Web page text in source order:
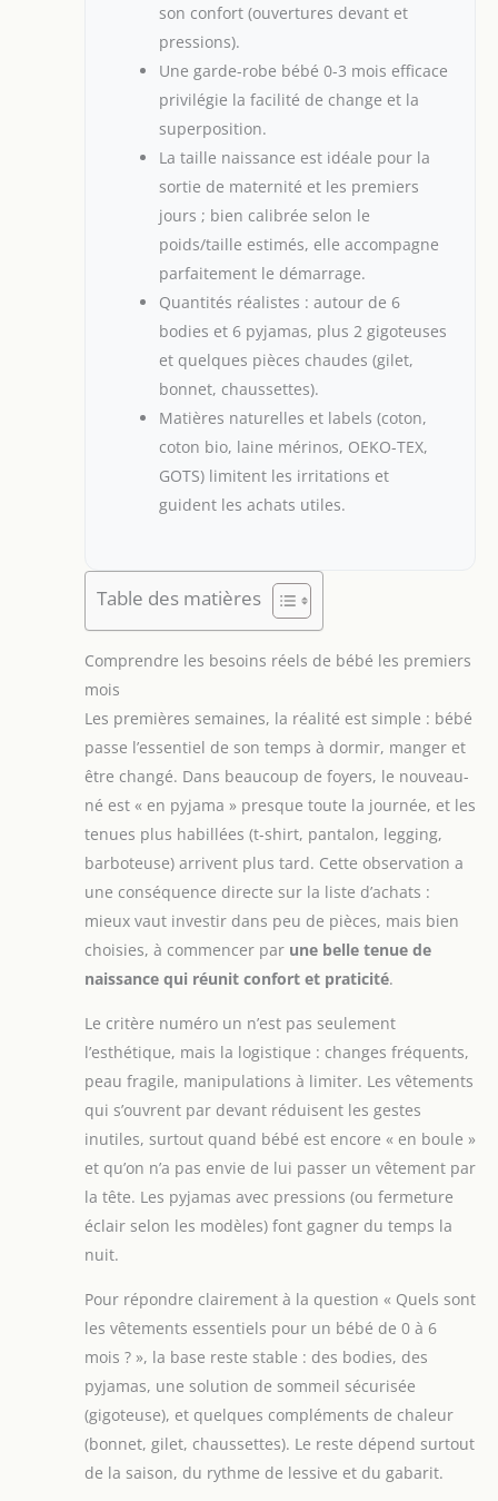
son confort (ouvertures devant et
pressions).
Une garde-robe bébé 0-3 mois efficace
privilégie la facilité de change et la
superposition.
La taille naissance est idéale pour la
sortie de maternité et les premiers
jours ; bien calibrée selon le
poids/taille estimés, elle accompagne
parfaitement le démarrage.
Quantités réalistes : autour de 6
bodies et 6 pyjamas, plus 2 gigoteuses
et quelques pièces chaudes (gilet,
bonnet, chaussettes).
Matières naturelles et labels (coton,
coton bio, laine mérinos, OEKO-TEX,
GOTS) limitent les irritations et
guident les achats utiles.
Table des matières
Comprendre les besoins réels de bébé les premiers
mois
Les premières semaines, la réalité est simple : bébé
passe l’essentiel de son temps à dormir, manger et
être changé. Dans beaucoup de foyers, le nouveau-
né est « en pyjama » presque toute la journée, et les
tenues plus habillées (t-shirt, pantalon, legging,
barboteuse) arrivent plus tard. Cette observation a
une conséquence directe sur la liste d’achats :
mieux vaut investir dans peu de pièces, mais bien
choisies, à commencer par une belle tenue de
naissance qui réunit confort et praticité.
Le critère numéro un n’est pas seulement
l’esthétique, mais la logistique : changes fréquents,
peau fragile, manipulations à limiter. Les vêtements
qui s’ouvrent par devant réduisent les gestes
inutiles, surtout quand bébé est encore « en boule »
et qu’on n’a pas envie de lui passer un vêtement par
la tête. Les pyjamas avec pressions (ou fermeture
éclair selon les modèles) font gagner du temps la
nuit.
Pour répondre clairement à la question « Quels sont
les vêtements essentiels pour un bébé de 0 à 6
mois ? », la base reste stable : des bodies, des
pyjamas, une solution de sommeil sécurisée
(gigoteuse), et quelques compléments de chaleur
(bonnet, gilet, chaussettes). Le reste dépend surtout
de la saison, du rythme de lessive et du gabarit.